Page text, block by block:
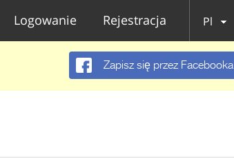
Logowanie Rejestracja Pl
Zapisz się przez Facebooka